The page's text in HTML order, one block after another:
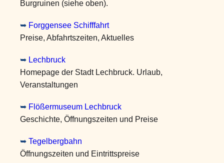
Burgruinen (siehe oben).
➥ Forggensee Schifffahrt
Preise, Abfahrtszeiten, Aktuelles
➥ Lechbruck
Homepage der Stadt Lechbruck. Urlaub,
Veranstaltungen
➥ Flößermuseum Lechbruck
Geschichte, Öffnungszeiten und Preise
➥ Tegelbergbahn
Öffnungszeiten und Eintrittspreise